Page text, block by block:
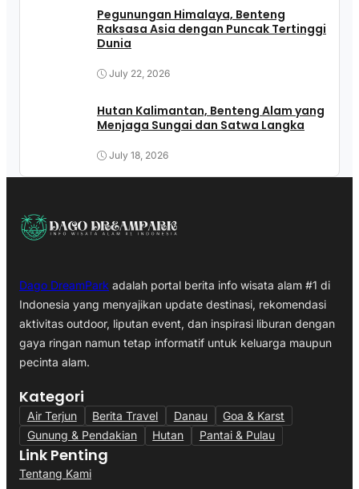
Pegunungan Himalaya, Benteng
Raksasa Asia dengan Puncak Tertinggi
Dunia
July 22, 2026
Hutan Kalimantan, Benteng Alam yang
Menjaga Sungai dan Satwa Langka
July 18, 2026
Dago DreamPark adalah portal berita info wisata alam #1 di
Indonesia yang menyajikan update destinasi, rekomendasi
aktivitas outdoor, liputan event, dan inspirasi liburan dengan
gaya ringan namun tetap informatif untuk keluarga maupun
pecinta alam.
Kategori
Air Terjun Berita Travel Danau
Goa & Karst
Gunung & Pendakian
Hutan Pantai & Pulau
Link Penting
Tentang Kami